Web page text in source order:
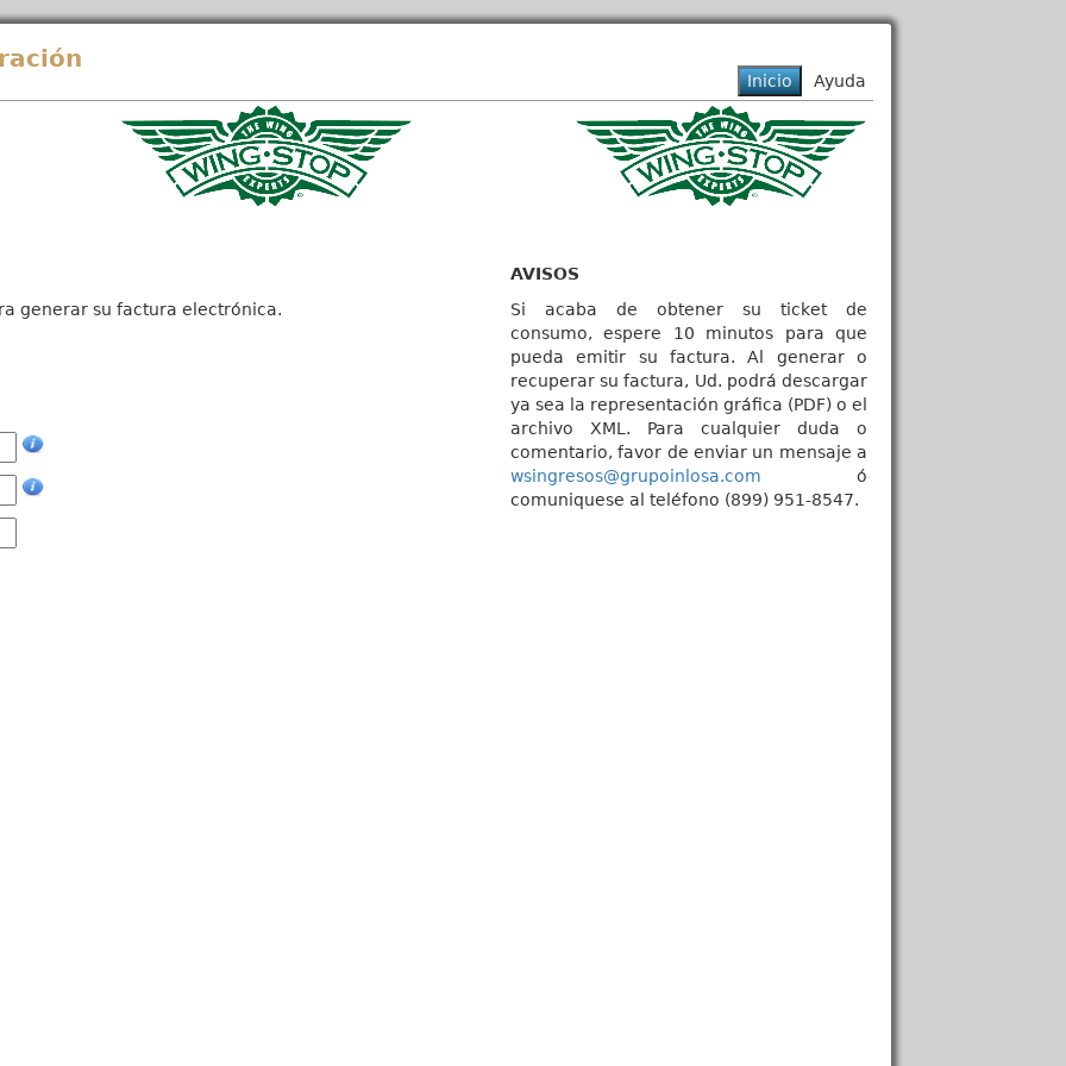
generar su factura electrónica.
AVISOS
Si acaba de obtener su ticket de
consumo, espere 10 minutos para que
pueda emitir su factura. Al generar o
recuperar su factura, Ud. podrá descargar
ya sea la representación gráfica (PDF) o el
archivo XML. Para cualquier duda o
comentario, favor de enviar un mensaje a
wsingresos@grupoinlosa.com ó
comuniquese al teléfono (899) 951-8547.